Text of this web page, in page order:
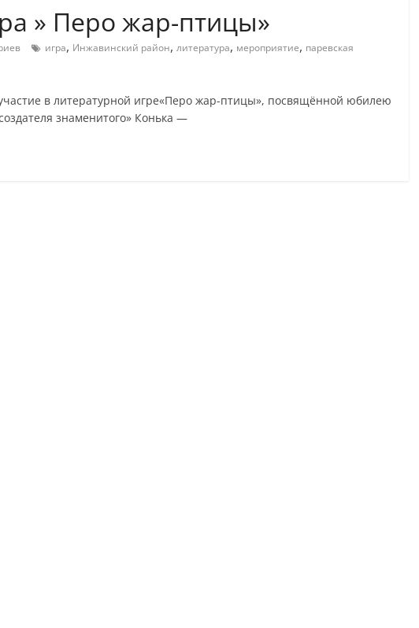
» Перо жар-птицы»
игра, Инжавинский район, литература, мероприятие, паревская
в литературной игре«Перо жар-птицы», посвящённой юбилею
знаменитого» Конька —